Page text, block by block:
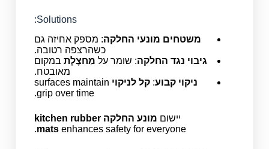
Solutions:
משטחים מונעי החלקה: מספק אחיזה גם
כשהרצפה רטובה.
גיבוי נגד החלקה: שומר על מַחצֶלֶת במקום
מאובטח.
ניקוי קבוע:קל לניקוי surfaces maintain
grip over time.
יישום מונע החלקה kitchen rubber
matsenhances safety for everyone.